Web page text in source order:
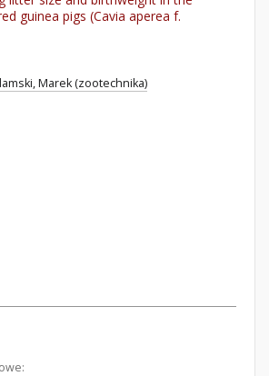
guinea pigs (Cavia aperea f.
Marek (zootechnika)